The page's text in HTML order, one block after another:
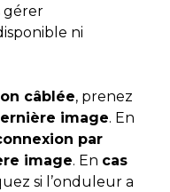
gérer
ni
câblée, prenez
image. En
par
image. En cas
si l’onduleur a